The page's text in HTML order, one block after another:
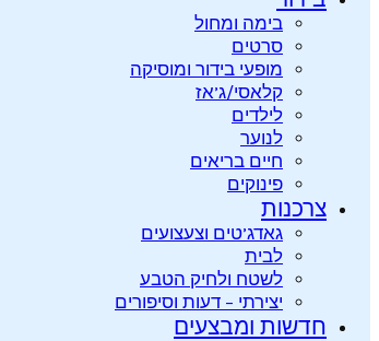
בימה ומחול
סרטים
מופעי בידור ומוסיקה
קלאסי/ג’אז
לילדים
לנוער
חיים בריאים
פינוקים
צרכנות
גאדג’טים וצעצועים
לבית
לשטח ולחיק הטבע
יצירתי – דעות וסיפורים
חדשות ומבצעים